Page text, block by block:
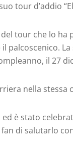
tour d’addio
tour che lo
il 27
nella stessa
è stato
di salutarlo